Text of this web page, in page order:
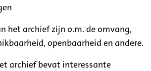
het archief zijn o.m. de omvang,
openbaarheid en andere.
archief bevat interessante